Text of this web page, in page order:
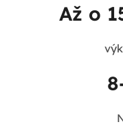
Až o